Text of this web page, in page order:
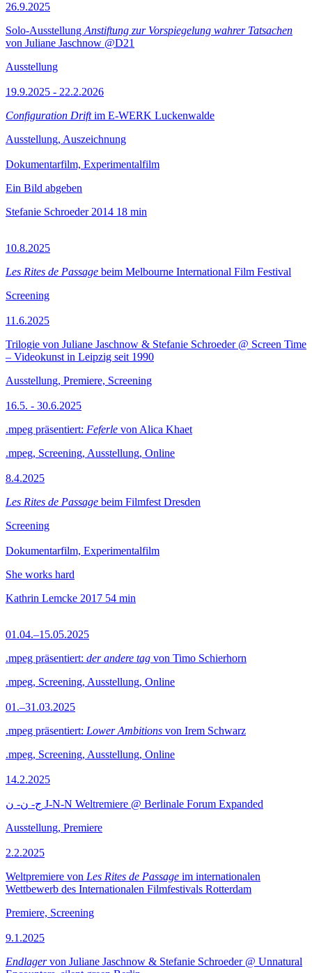
26.9.2025
Solo-Ausstellung Anstiftung zur Vorspiegelung wahrer Tatsachen
von Juliane Jaschnow @D21
Ausstellung
19.9.2025 - 22.2.2026
Configuration Driftim E-WERK Luckenwalde
Ausstellung, Auszeichnung
Dokumentarfilm, Experimentalfilm
Ein Bild abgeben
Stefanie Schroeder 2014 18 min
10.8.2025
Les Rites de Passage beim Melbourne International Film Festival
Screening
11.6.2025
Trilogie von Juliane Jaschnow & Stefanie Schroeder @ Screen Time
– Videokunst in Leipzig seit 1990
Ausstellung, Premiere, Screening
16.5. - 30.6.2025
.mpeg präsentiert: Feferle von Alica Khaet
.mpeg, Screening, Ausstellung, Online
8.4.2025
Les Rites de Passage beim Filmfest Dresden
Screening
Dokumentarfilm, Experimentalfilm
She works hard
Kathrin Lemcke 2017 54 min
01.04.–15.05.2025
.mpeg präsentiert: der andere tag von Timo Schierhorn
.mpeg, Screening, Ausstellung, Online
01.–31.03.2025
.mpeg präsentiert: Lower Ambitions von Irem Schwarz
.mpeg, Screening, Ausstellung, Online
14.2.2025
ج- ن- ن J-N-N Weltremiere @ Berlinale Forum Expanded
Ausstellung, Premiere
2.2.2025
Weltpremiere von Les Rites de Passage im internationalen
Wettbewerb des Internationalen Filmfestivals Rotterdam
Premiere, Screening
9.1.2025
Endlagervon Juliane Jaschnow & Stefanie Schroeder @ Unnatural